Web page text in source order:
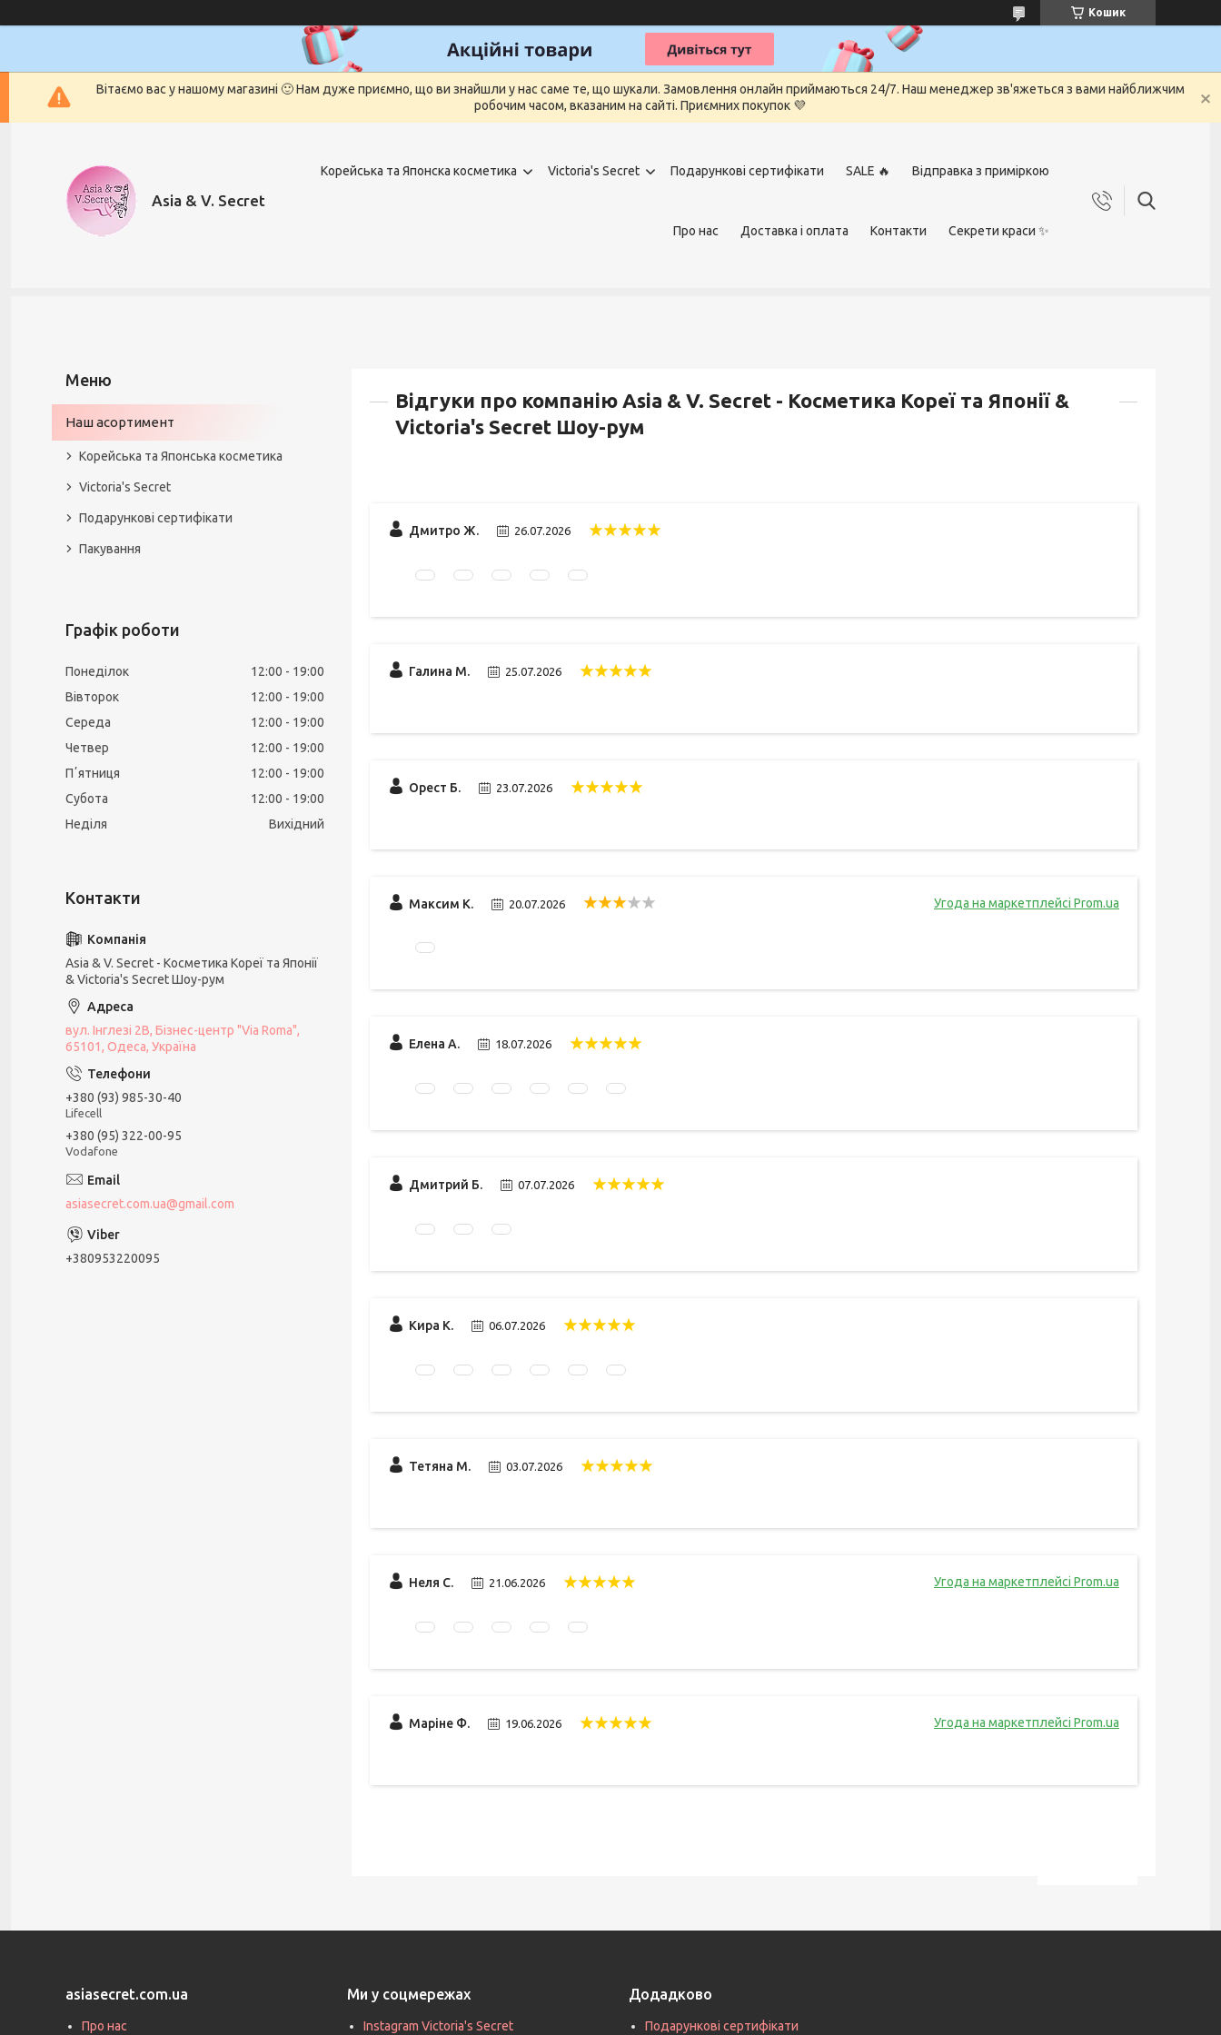
Кошик
Вітаємо вас у нашому магазині 🙂 Нам дуже приємно, що ви знайшли у нас саме те, що шукали. Замовлення онлайн приймаються 24/7. Наш менеджер зв'яжеться з вами найближчим
робочим часом, вказаним на сайті. Приємних покупок 💜
Asia & V. Secret
Корейська та Японска косметика Victoria's Secret Подарункові сертифікати SALE 🔥 Відправка з приміркою
Про нас Доставка і оплата Контакти Секрети краси ✨
Відгуки про компанію Asia & V. Secret - Косметика Кореї та Японії &
Victoria's Secret Шоу-рум
Дмитро Ж. 26.07.2026
Галина М. 25.07.2026
Орест Б. 23.07.2026
Максим К. 20.07.2026 Угода на маркетплейсі Prom.ua
Елена А. 18.07.2026
Дмитрий Б. 07.07.2026
Кира К. 06.07.2026
Тетяна М. 03.07.2026
Неля С. 21.06.2026 Угода на маркетплейсі Prom.ua
Маріне Ф. 19.06.2026 Угода на маркетплейсі Prom.ua
Наш асортимент
Корейська та Японська косметика
Victoria's Secret
Подарункові сертифікати
Пакування
Графік роботи
Понеділок 12:00
19:00
Вівторок
12:00
19:00
Середа
12:00
19:00
Четвер
12:00
19:00
Пʼятниця
12:00
19:00
Субота
12:00
19:00
Неділя
Вихідний
Asia & V. Secret - Косметика Кореї та Японії
& Victoria's Secret Шоу-рум
вул. Інглезі 2В, Бізнес-центр "Via Roma",
65101, Одеса, Україна
+380 (93) 985-30-40
Lifecell
+380 (95) 322-00-95
Vodafone
asiasecret.com.ua@gmail.com
+380953220095
asiasecret.com.ua
Про нас
Ми у соцмережах
Instagram Victoria's Secret
Додадково
Подарункові сертифікати